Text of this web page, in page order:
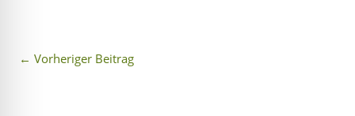
← Vorheriger Beitrag